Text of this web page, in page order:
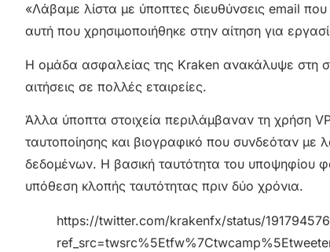
«Λάβαμε λίστα με ύποπτες διευθύνσεις email
αυτή που χρησιμοποιήθηκε στην αίτηση για
Η ομάδα ασφαλείας της Kraken ανακάλυψε στη
αιτήσεις σε πολλές εταιρείες.
Άλλα ύποπτα στοιχεία περιλάμβαναν τη χρήση
ταυτοποίησης και βιογραφικό που συνδεόταν με
δεδομένων. Η βασική ταυτότητα του υποψηφίου
υπόθεση κλοπής ταυτότητας πριν δύο χρόνια.
https://twitter.com/krakenfx/status/